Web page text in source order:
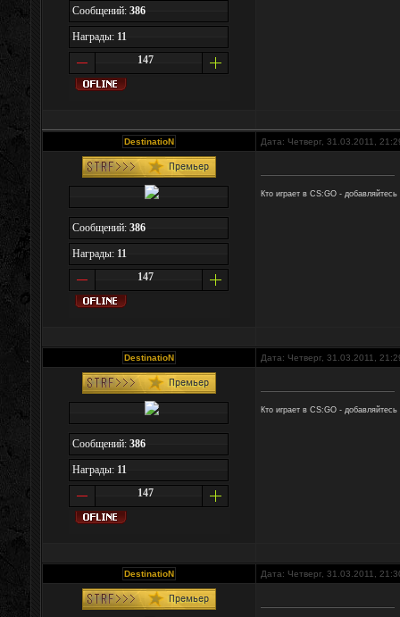
Сообщений: 386
Награды: 11
147
DestinatioN Дата: Четверг, 31.03.2011,
Сообщений: 386
Награды: 11
147
Кто играет в CS:GO - добавляйтесь
DestinatioN Дата: Четверг, 31.03.2011,
Сообщений: 386
Награды: 11
147
Кто играет в CS:GO - добавляйтесь
DestinatioN Дата: Четверг, 31.03.2011,